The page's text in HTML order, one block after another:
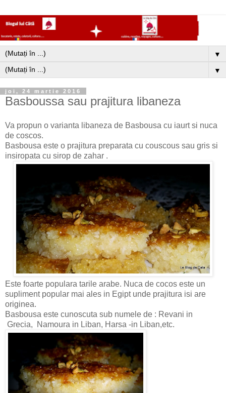
▼
▼
joi, 24 martie 2016
Basboussa sau prajitura libaneza
Va propun o varianta libaneza de Basbousa cu iaurt si nuca
de coscos.
Basbousa este o prajitura preparata cu couscous sau gris si
insiropata cu sirop de zahar .
Este foarte populara tarile arabe. Nuca de cocos este un
supliment popular mai ales in Egipt unde prajitura isi are
originea.
Basbousa este cunoscuta sub numele de : Revani in
Grecia, Namoura in Liban, Harsa -in Liban,etc.